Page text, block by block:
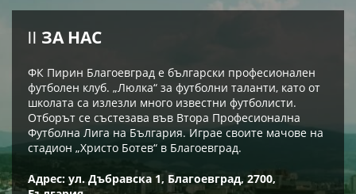
ЗА НАС
ФК Пирин Благоевград е български професионален
футболен клуб. „Люлка“ за футболни таланти, като от
школата са излезли много известни футболисти.
Отборът се състезава във Втора Професионална
Футболна Лига на България. Играе своите мачове на
стадион „Христо Ботев“ в Благоевград.
Адрес: ул. Дъбравска 1, Благоевград, 2700,